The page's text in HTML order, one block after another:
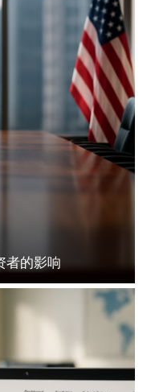
者的影响